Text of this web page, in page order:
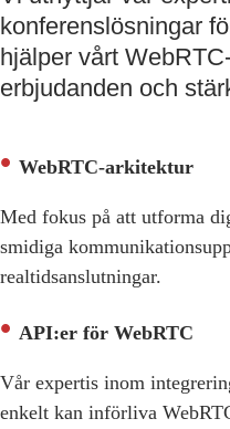
konferenslösningar
hjälper vårt
erbjudanden och
WebRTC-arkitektur
Med fokus på att utforma
smidiga
realtidsanslutningar.
API:er för WebRTC
Vår expertis inom
enkelt kan införliva